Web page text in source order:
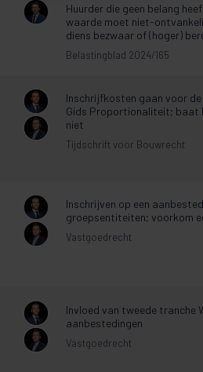
Huurder die geen belang
waarde moet niet-
diens bezwaar of (hoger)
Belastingblad 2024/165
Inschrijfkosten gaan voor
Gids Proportionaliteit; baat
niet
Tijdschrift voor Bouwrecht
Inschrijven op een
groepsentiteiten; voorkom
Vastgoedrecht
Invloed van tweede tranche
aanbestedingen
Vastgoedrecht